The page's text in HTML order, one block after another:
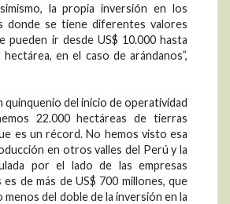
la propia inversión en los
donde se tiene diferentes valores
pueden ir desde US$ 10.000 hasta
en el caso de arándanos”,
quinquenio del inicio de operatividad
22.000 hectáreas de tierras
es un récord. No hemos visto esa
en otros valles del Perú y la
por el lado de las empresas
de más de US$ 700 millones, que
menos del doble de la inversión en la